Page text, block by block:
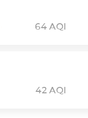
64 AQI
42 AQI